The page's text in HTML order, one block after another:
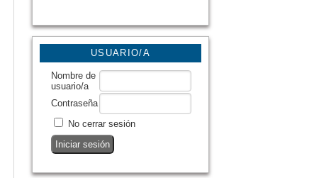
USUARIO/A
Nombre de
usuario/a
Contraseña
No cerrar sesión